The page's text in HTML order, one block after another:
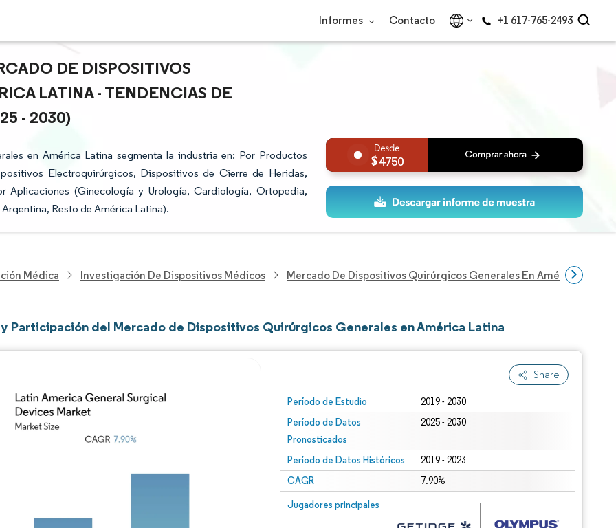
Informes Contacto +1 617-765-2493
DE DISPOSITIVOS
LATINA - TENDENCIAS DE
- 2030)
en América Latina segmenta la industria en: Por Productos
Electroquirúrgicos, Dispositivos de Cierre de Heridas,
(Ginecología y Urología, Cardiología, Ortopedia,
Resto de América Latina).
4750
Médica Investigación De Dispositivos Médicos Mercado De Dispositivos Quirúrgicos Generales En América Latina
y Participación del Mercado de Dispositivos Quirúrgicos Generales en América Latina
Share
Período de Estudio 2019 - 2030
Período de Datos
Pronosticados
2025 - 2030
Período de Datos Históricos 2019 - 2023
CAGR 7.90%
Jugadores principales